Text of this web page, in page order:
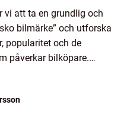
vi att ta en grundlig och
bilmärke” och utforska
popularitet och de
påverkar bilköpare.